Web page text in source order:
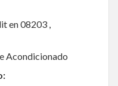
en 08203 ,
Acondicionado